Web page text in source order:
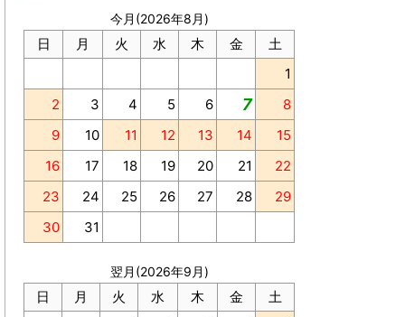
今月(2026年8月)
日 月 火 水 木 金
土
1
2
3 4 5 6 7
8
9
10 11 12 13 14
15
16
17 18 19 20 21
22
23
24 25 26 27 28
29
30
31
翌月(2026年9月)
日 月 火 水 木 金
土